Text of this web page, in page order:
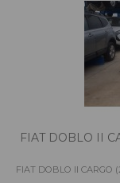
FIAT DOBLO II
FIAT DOBLO II CARGO